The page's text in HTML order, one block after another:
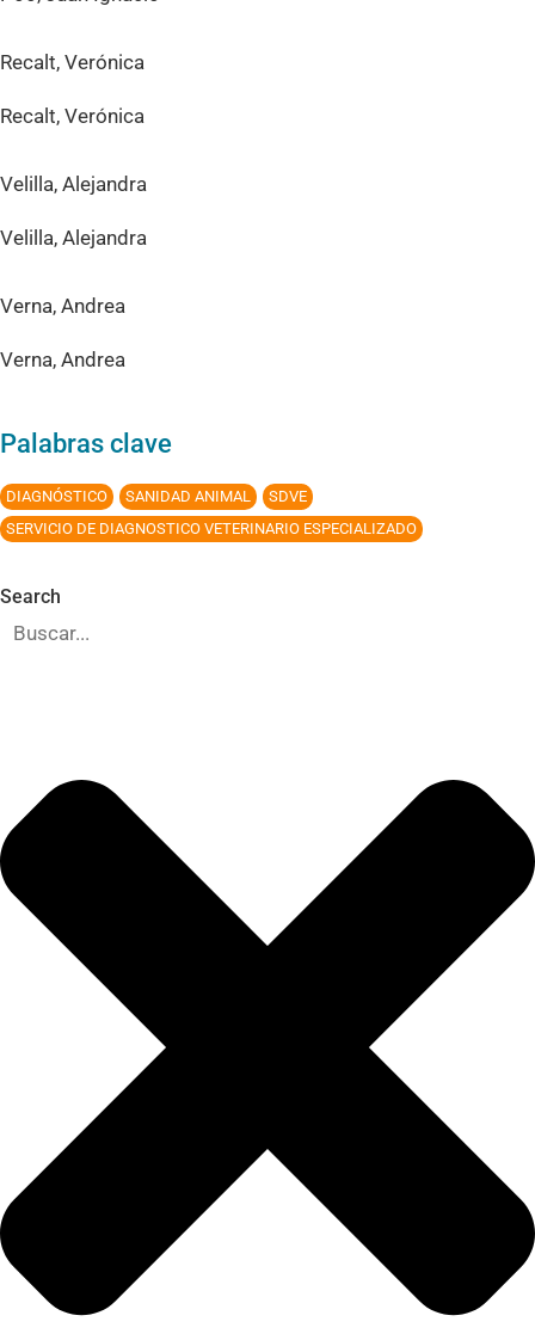
Recalt, Verónica
Recalt, Verónica
Velilla, Alejandra
Velilla, Alejandra
Verna, Andrea
Verna, Andrea
Palabras clave
DIAGNÓSTICO SANIDAD ANIMAL
SDVE
SERVICIO DE DIAGNOSTICO VETERINARIO ESPECIALIZADO
Search